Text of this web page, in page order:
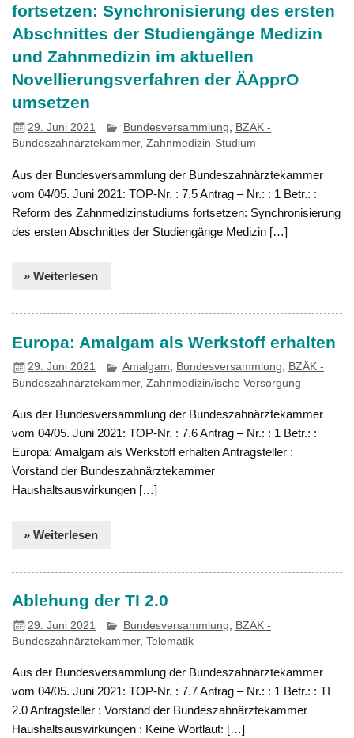
fortsetzen: Synchronisierung des ersten
Abschnittes der Studiengänge Medizin
und Zahnmedizin im aktuellen
Novellierungsverfahren der ÄApprO
umsetzen
29. Juni 2021 Bundesversammlung
BZÄK -
Bundeszahnärztekammer,Zahnmedizin-Studium
Aus der Bundesversammlung der Bundeszahnärztekammer
vom 04/05. Juni 2021: TOP-Nr. : 7.5 Antrag – Nr.: : 1 Betr.: :
Reform des Zahnmedizinstudiums fortsetzen: Synchronisierung
des ersten Abschnittes der Studiengänge Medizin […]
» Weiterlesen
Europa: Amalgam als Werkstoff erhalten
29. Juni 2021 Amalgam, Bundesversammlung, BZÄK -
Bundeszahnärztekammer,Zahnmedizin/ische Versorgung
Aus der Bundesversammlung der Bundeszahnärztekammer
vom 04/05. Juni 2021: TOP-Nr. : 7.6 Antrag – Nr.: : 1 Betr.: :
Europa: Amalgam als Werkstoff erhalten Antragsteller :
Vorstand der Bundeszahnärztekammer
Haushaltsauswirkungen […]
» Weiterlesen
Ablehung der TI 2.0
29. Juni 2021 Bundesversammlung
BZÄK -
Bundeszahnärztekammer,Telematik
Aus der Bundesversammlung der Bundeszahnärztekammer
vom 04/05. Juni 2021: TOP-Nr. : 7.7 Antrag – Nr.: : 1 Betr.: : TI
2.0 Antragsteller : Vorstand der Bundeszahnärztekammer
Haushaltsauswirkungen : Keine Wortlaut: […]